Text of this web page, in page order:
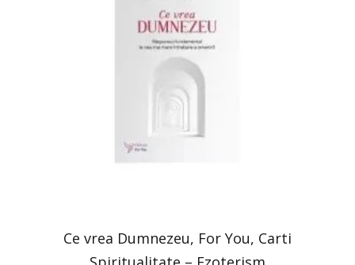
Ce vrea Dumnezeu, For You, Carti